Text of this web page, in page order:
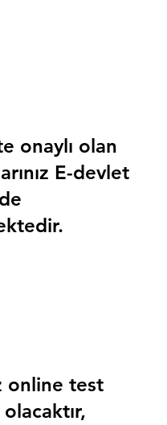
onaylı olan
E-devlet
online test